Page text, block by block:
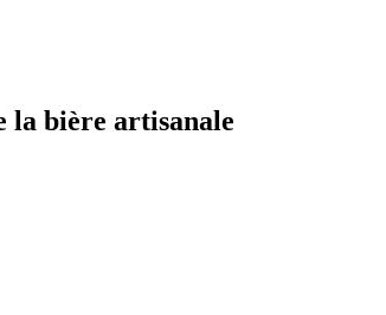
la bière artisanale